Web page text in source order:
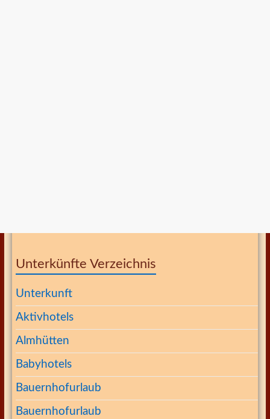
Unterkünfte Verzeichnis
Unterkunft
Aktivhotels
Almhütten
Babyhotels
Bauernhofurlaub
Bauernhofurlaub